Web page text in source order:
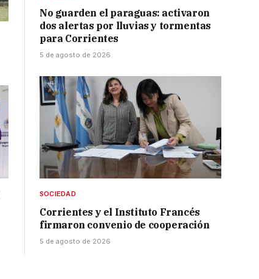
No guarden el paraguas: activaron
dos alertas por lluvias y tormentas
para Corrientes
5 de agosto de 2026
SOCIEDAD
Corrientes y el Instituto Francés
firmaron convenio de cooperación
5 de agosto de 2026